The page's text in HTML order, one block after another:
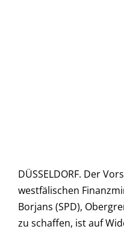
DÜSSELDORF. Der
westfälischen
Borjans (SPD),
zu schaffen, ist auf